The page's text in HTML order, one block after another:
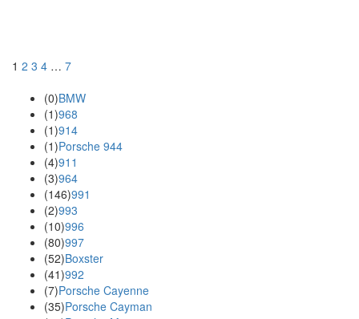
Navigation
des
articles
1 2 3 4 … 7
(0)BMW
(1)968
(1)914
(1)Porsche 944
(4)911
(3)964
(146)991
(2)993
(10)996
(80)997
(52)Boxster
(41)992
(7)Porsche Cayenne
(35)Porsche Cayman